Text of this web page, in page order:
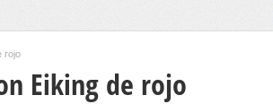
rojo
Eiking de rojo